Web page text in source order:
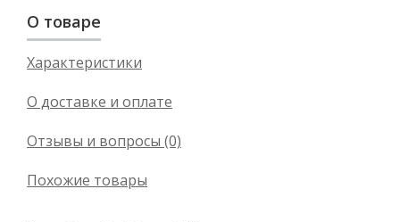
О товаре
Характеристики
О доставке и оплате
Отзывы и вопросы (0)
Похожие товары